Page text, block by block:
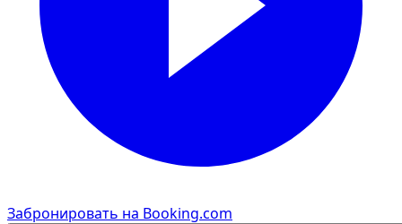
Забронировать на Booking.com